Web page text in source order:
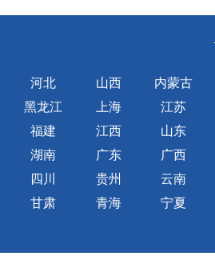
河北 山西
内蒙古
黑龙江 上海
江苏
福建 江西
山东
湖南 广东
广西
四川 贵州
云南
甘肃 青海
宁夏